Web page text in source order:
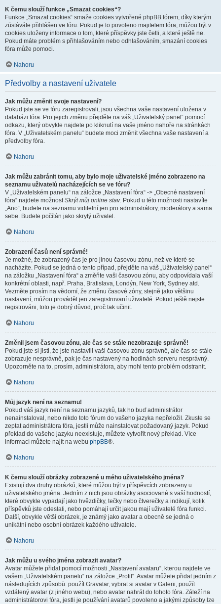
K čemu slouží funkce „Smazat cookies“?
Funkce „Smazat cookies“ smaže cookies vytvořené phpBB fórem, díky kterým
zůstáváte přihlášen ve fóru. Pokud je to povoleno majitelem fóra, můžou být v
cookies uloženy informace o tom, které příspěvky jste četli, a které ještě ne.
Pokud máte problém s přihlašováním nebo odhlašováním, smazání cookies
fóra může pomoci.
Nahoru
Předvolby a nastavení uživatele
Jak můžu změnit svoje nastavení?
Pokud jste se ve fóru zaregistrovali, jsou všechna vaše nastavení uložena v
databázi fóra. Pro jejich změnu přejděte na váš „Uživatelský panel“ pomocí
odkazu, který obvykle najdete po kliknutí na vaše jméno nahoře na stránkách
fóra. V „Uživatelském panelu“ budete moci změnit všechna vaše nastavení a
předvolby fóra.
Nahoru
Jak můžu zabránit tomu, aby bylo moje uživatelské jméno zobrazeno na
seznamu uživatelů nacházejících se ve fóru?
V „Uživatelském panelu“ na záložce „Nastavení fóra“ -> „Obecné nastavení
fóra“ najdete možnostSkrýt můj online stav. Pokud u této možnosti nastavíte
„Ano“, budete na seznamu viditelní jen pro administrátory, moderátory a sama
sebe. Budete počítán jako skrytý uživatel.
Nahoru
Zobrazení časů není správné!
Je možné, že zobrazený čas je pro jinou časovou zónu, než ve které se
nacházíte. Pokud se jedná o tento případ, přejděte na váš „Uživatelský panel“
na záložku „Nastavení fóra“ a změňte vaši časovou zónu, aby odpovídala vaší
konkrétní oblasti, např. Praha, Bratislava, Londýn, New York, Sydney atd.
Vezměte prosím na vědomí, že změnu časové zóny, stejně jako většinu
nastavení, můžou provádět jen zaregistrovaní uživatelé. Pokud ještě nejste
registrováni, toto je dobrý důvod, proč tak učinit.
Nahoru
Změnil jsem časovou zónu, ale čas se stále nezobrazuje správně!
Pokud jste si jisti, že jste nastavili vaši časovou zónu správně, ale čas se stále
zobrazuje nesprávně, pak je čas nastavený na hodinách serveru nesprávný.
Upozorněte na to, prosím, administrátora, aby mohl tento problém odstranit.
Nahoru
Můj jazyk není na seznamu!
Pokud váš jazyk není na seznamu jazyků, tak ho buď administrátor
nenainstaloval, nebo nikdo toto fórum do vašeho jazyka nepřeložil. Zkuste se
zeptat administrátora fóra, jestli může nainstalovat požadovaný jazyk. Pokud
překlad do vašeho jazyku neexistuje, můžete vytvořit nový překlad. Více
informací můžete najít na webu phpBB®.
Nahoru
K čemu slouží obrázky zobrazené u mého uživatelského jména?
Existují dva druhy obrázků, které můžou být v příspěvcích zobrazeny u
uživatelského jména. Jedním z nich jsou obrázky asociované s vaší hodností,
které obvykle vypadají jako hvězdičky, tečky nebo čtverečky a indikují, kolik
příspěvků jste odeslali, nebo pomáhají určit jakou mají uživatelé fóra funkci.
Další, obvykle větší obrázek, je známý jako avatar a obecně se jedná o
unikátní nebo osobní obrázek každého uživatele.
Nahoru
Jak můžu u svého jména zobrazit avatar?
Avatar můžete přidat pomocí možnosti „Nastavení avataru“, kterou najdete ve
vašem „Uživatelském panelu“ na záložce „Profil“. Avatar můžete přidat jedním z
následujících způsobů: použít Gravatar, vybrat si avatar v Galerii, použít
vzdálený avatar (z jiného webu), nebo avatar nahrát do tohoto fóra. Záleží na
administrátorovi fóra, jestli je používání avatarů povoleno a jakými způsoby lze